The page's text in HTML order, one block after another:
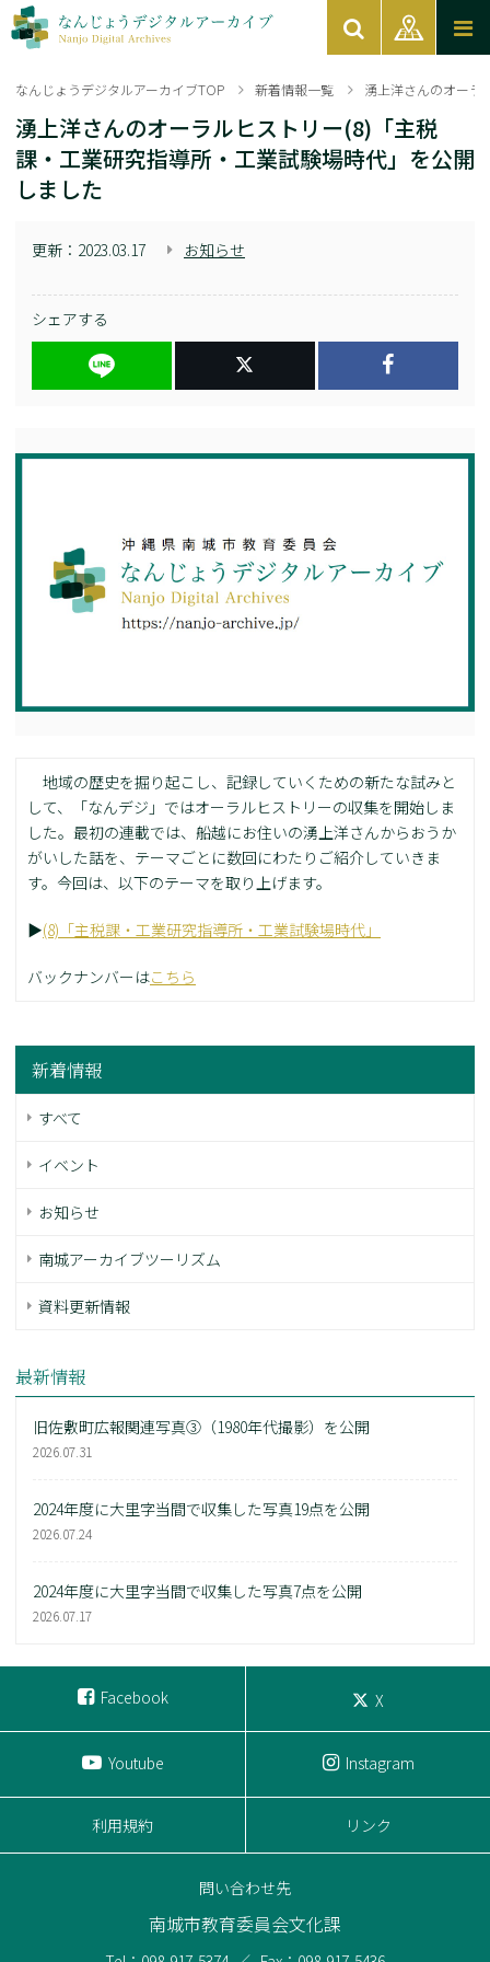
なんじょうデジタルアーカイブTOP 新着情報一覧 湧上洋さんのオーラ
湧上洋さんのオーラルヒストリー(8)「主税
課・工業研究指導所・工業試験場時代」を公開
しました
更新： 2023.03.17 お知らせ
シェアする
地域の歴史を掘り起こし、記録していくための新たな試みと
して、「なんデジ」ではオーラルヒストリーの収集を開始しま
した。最初の連載では、船越にお住いの湧上洋さんからおうか
がいした話を、テーマごとに数回にわたりご紹介していきま
す。今回は、以下のテーマを取り上げます。
▶(8)「主税課・工業研究指導所・工業試験場時代」
バックナンバーはこちら
新着情報
すべて
イベント
お知らせ
南城アーカイブツーリズム
資料更新情報
最新情報
旧佐敷町広報関連写真③（1980年代撮影）を公開
2026.07.31
2024年度に大里字当間で収集した写真19点を公開
2026.07.24
2024年度に大里字当間で収集した写真7点を公開
2026.07.17
Facebook X
Youtube Instagram
利用規約 リンク
問い合わせ先
南城市教育委員会文化課